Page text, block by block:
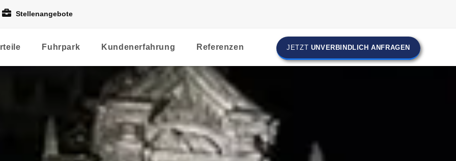
Stellenangebote
Fuhrpark Kundenerfahrung Referenzen JETZT UNVERBINDLICH ANFRAGEN